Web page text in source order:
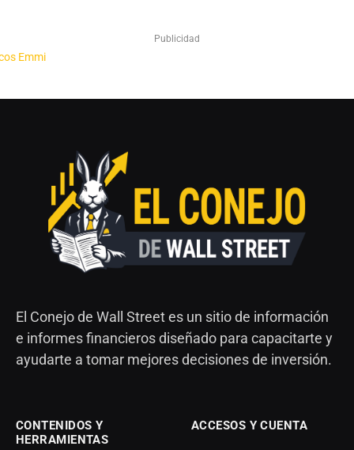
Publicidad
El Conejo de Wall Street es un sitio de información
e informes financieros diseñado para capacitarte y
ayudarte a tomar mejores decisiones de inversión.
CONTENIDOS Y
HERRAMIENTAS
ACCESOS Y CUENTA